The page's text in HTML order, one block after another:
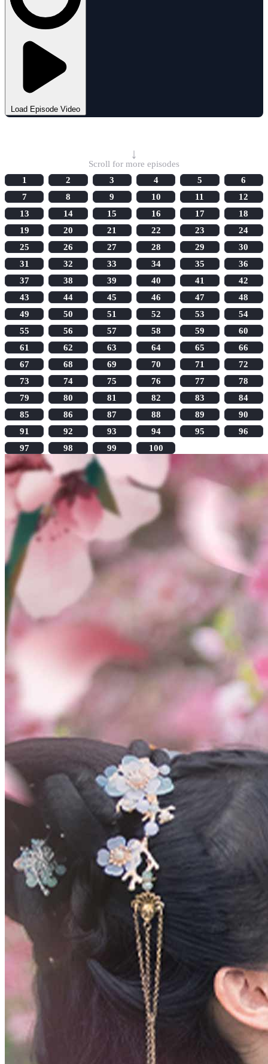
Load Episode Video
↓
Scroll for more episodes
1
2 3 4 5
6
7
8 9 10 11
12
13
14 15 16 17
18
19
20 21 22 23
24
25
26 27 28 29
30
31
32 33 34 35
36
37
38 39 40 41
42
43
44 45 46 47
48
49
50 51 52 53
54
55
56 57 58 59
60
61
62 63 64 65
66
67
68 69 70 71
72
73
74 75 76 77
78
79
80 81 82 83
84
85
86 87 88 89
90
91
92 93 94 95
96
97
98 99 100